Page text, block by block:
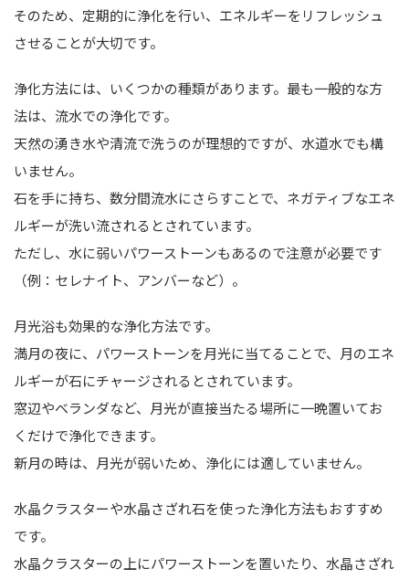
そのため、定期的に浄化を行い、エネルギーをリフレッシュ
させることが大切です。
浄化方法には、いくつかの種類があります。最も一般的な方
法は、流水での浄化です。
天然の湧き水や清流で洗うのが理想的ですが、水道水でも構
いません。
石を手に持ち、数分間流水にさらすことで、ネガティブなエネ
ルギーが洗い流されるとされています。
ただし、水に弱いパワーストーンもあるので注意が必要です
（例：セレナイト、アンバーなど）。
月光浴も効果的な浄化方法です。
満月の夜に、パワーストーンを月光に当てることで、月のエネ
ルギーが石にチャージされるとされています。
窓辺やベランダなど、月光が直接当たる場所に一晩置いてお
くだけで浄化できます。
新月の時は、月光が弱いため、浄化には適していません。
水晶クラスターや水晶さざれ石を使った浄化方法もおすすめ
です。
水晶クラスターの上にパワーストーンを置いたり、水晶さざれ